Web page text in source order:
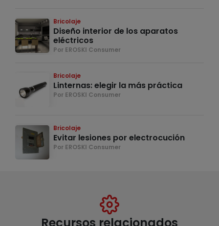
Bricolaje
Diseño interior de los aparatos
eléctricos
Por EROSKI Consumer
Bricolaje
Linternas: elegir la más práctica
Por EROSKI Consumer
Bricolaje
Evitar lesiones por electrocución
Por EROSKI Consumer
Recursos relacionados